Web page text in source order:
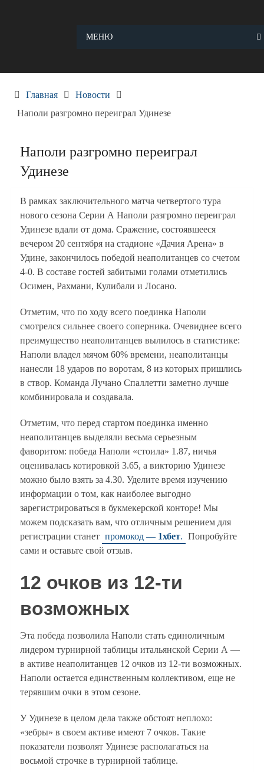
МЕНЮ
Главная
Новости
Наполи разгромно переиграл Удинезе
Наполи разгромно переиграл
Удинезе
В рамках заключительного матча четвертого тура
нового сезона Серии А Наполи разгромно переиграл
Удинезе вдали от дома. Сражение, состоявшееся
вечером 20 сентября на стадионе «Дачия Арена» в
Удине, закончилось победой неаполитанцев со счетом
4-0. В составе гостей забитыми голами отметились
Осимен, Рахмани, Кулибали и Лосано.
Отметим, что по ходу всего поединка Наполи
смотрелся сильнее своего соперника. Очевиднее всего
преимущество неаполитанцев вылилось в статистике:
Наполи владел мячом 60% времени, неаполитанцы
нанесли 18 ударов по воротам, 8 из которых пришлись
в створ. Команда Лучано Спаллетти заметно лучше
комбинировала и создавала.
Отметим, что перед стартом поединка именно
неаполитанцев выделяли весьма серьезным
фаворитом: победа Наполи «стоила» 1.87, ничья
оценивалась котировкой 3.65, а викторию Удинезе
можно было взять за 4.30. Уделите время изучению
информации о том, как наиболее выгодно
зарегистрироваться в букмекерской конторе! Мы
можем подсказать вам, что отличным решением для
регистрации станет промокод — 1хбет. Попробуйте
сами и оставьте свой отзыв.
12 очков из 12-ти
возможных
Эта победа позволила Наполи стать единоличным
лидером турнирной таблицы итальянской Серии А —
в активе неаполитанцев 12 очков из 12-ти возможных.
Наполи остается единственным коллективом, еще не
терявшим очки в этом сезоне.
У Удинезе в целом дела также обстоят неплохо:
«зебры» в своем активе имеют 7 очков. Такие
показатели позволят Удинезе располагаться на
восьмой строчке в турнирной таблице.